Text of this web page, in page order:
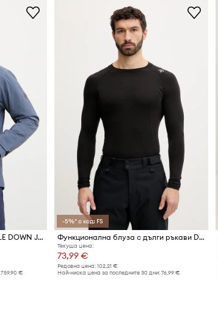
Ски яке Descente REMOVABLE DOWN JACKET
759,90 €
-5%* с код: FS
Функционална блуза с дълги ръкави Descente BASE LAYER TOP
Текуща цена:
73,99 €
Редовна цена: 102,21 €
Най-ниска цена за последните 30 дни: 76,99 €